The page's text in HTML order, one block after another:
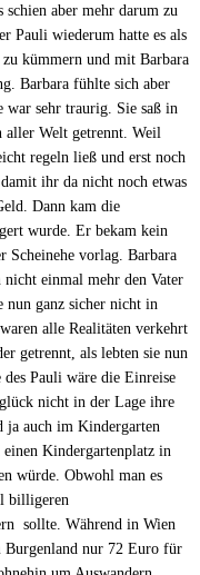
aber mehr darum zu
Pauli wiederum hatte es als
kümmern und mit Barbara
Barbara fühlte sich aber
war sehr traurig. Sie saß in
Welt getrennt. Weil
regeln ließ und erst noch
ihr da nicht noch etwas
Dann kam die
wurde. Er bekam kein
Scheinehe vorlag. Barbara
einmal mehr den Vater
nun ganz sicher nicht in
alle Realitäten verkehrt
getrennt, als lebten sie nun
Pauli wäre die Einreise
nicht in der Lage ihre
ja auch im Kindergarten
Kindergartenplatz in
würde. Obwohl man es
billigeren
sollte. Während in Wien
Burgenland nur 72 Euro für